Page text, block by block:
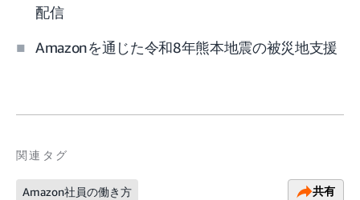
配信
Amazonを通じた令和8年熊本地震の被災地支援
関連タグ
Amazon社員の働き方 共有